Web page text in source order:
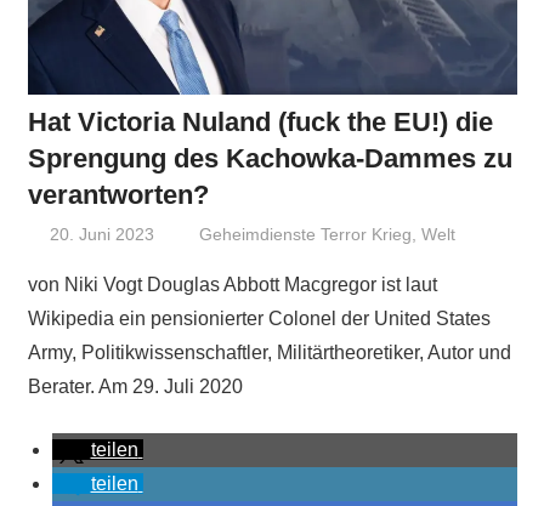
Hat Victoria Nuland (fuck the EU!) die
Sprengung des Kachowka-Dammes zu
verantworten?
20. Juni 2023 Niki Vogt
Geheimdienste Terror Krieg,Welt
von Niki Vogt Douglas Abbott Macgregor ist laut
Wikipedia ein pensionierter Colonel der United States
Army, Politikwissenschaftler, Militärtheoretiker, Autor und
Berater. Am 29. Juli 2020
teilen
teilen